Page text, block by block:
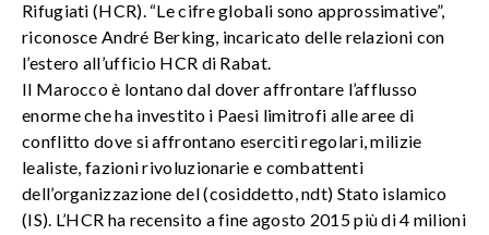
Rifugiati (HCR). “Le cifre globali sono approssimative”,
riconosce André Berking, incaricato delle relazioni con
l’estero all’ufficio HCR di Rabat.
Il Marocco è lontano dal dover affrontare l’afflusso
enorme che ha investito i Paesi limitrofi alle aree di
conflitto dove si affrontano eserciti regolari, milizie
lealiste, fazioni rivoluzionarie e combattenti
dell’organizzazione del (cosiddetto, ndt) Stato islamico
(IS). L’HCR ha recensito a fine agosto 2015 più di 4 milioni